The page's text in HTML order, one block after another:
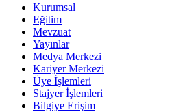
Kurumsal
Eğitim
Mevzuat
Yayınlar
Medya Merkezi
Kariyer Merkezi
Üye İşlemleri
Stajyer İşlemleri
Bilgiye Erişim